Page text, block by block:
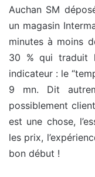
Auchan SM
un magasin
minutes à moins
30 % qui traduit
indicateur : le
9 mn. Dit
possiblement
est une chose,
les prix,
bon début !